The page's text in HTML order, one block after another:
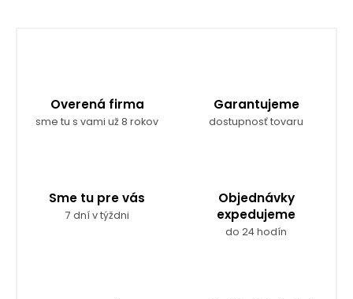
Overená firma
sme tu s vami už 8 rokov
Garantujeme
dostupnosť tovaru
Sme tu pre vás
7 dní v týždni
Objednávky
expedujeme
do 24 hodín